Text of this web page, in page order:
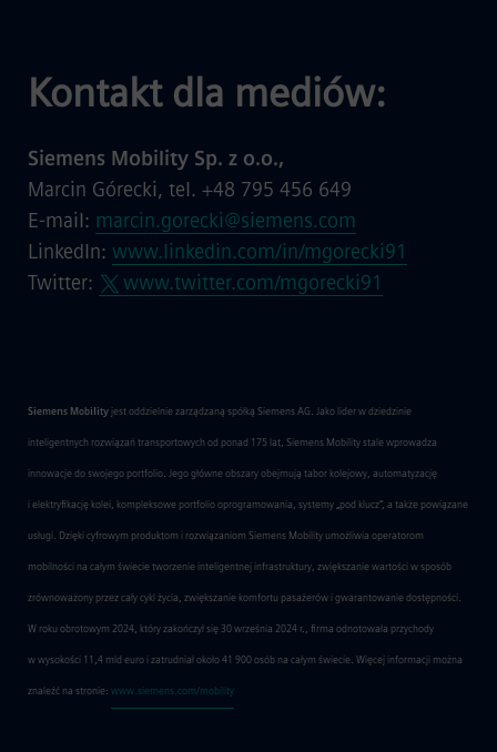
Kontakt dla mediów:
Siemens Mobility Sp. z o.o.,
Marcin Górecki, tel. +48 795 456 649
E-mail: marcin.gorecki@siemens.com
LinkedIn: www.linkedin.com/in/mgorecki91
Twitter:
www.twitter.com/mgorecki91
Siemens Mobility jest oddzielnie zarządzaną spółką Siemens AG. Jako lider w dziedzinie
inteligentnych rozwiązań transportowych od ponad 175 lat, Siemens Mobility stale wprowadza
innowacje do swojego portfolio. Jego główne obszary obejmują tabor kolejowy, automatyzację
i elektryfikację kolei, kompleksowe portfolio oprogramowania, systemy „pod klucz", a także powiązane
usługi. Dzięki cyfrowym produktom i rozwiązaniom Siemens Mobility umożliwia operatorom
mobilności na całym świecie tworzenie inteligentnej infrastruktury, zwiększanie wartości w sposób
zrównoważony przez cały cykl życia, zwiększanie komfortu pasażerów i gwarantowanie dostępności.
W roku obrotowym 2024, który zakończył się 30 września 2024 r., firma odnotowała przychody
w wysokości 11,4 mld euro i zatrudniał około 41 900 osób na całym świecie. Więcej informacji można
znaleźć na stronie: www.siemens.com/mobility